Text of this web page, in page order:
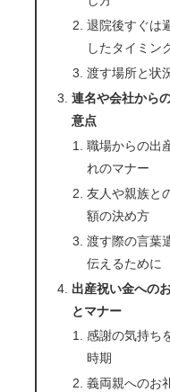
退院後すぐは
したタイミン
渡す場所と状
連名や会社から
意点
職場からの出
れのマナー
友人や親族と
額の決め方
渡す際の言葉
伝えるために
出産祝い金への
とマナー
感謝の気持ち
時期
義両親へのお